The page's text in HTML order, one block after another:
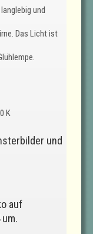
und
Das Licht ist
K
und
auf
um.